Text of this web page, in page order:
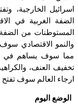
اسرائيل الخارجية،
الضفة الغربية في
المستوطنات من
والنمو الاقتصادي
مما سوف يساهم في
تخفيف العنف،
ارجاء العالم سوف تفتح
الوضع اليوم